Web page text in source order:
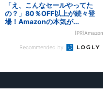
「え、こんなセールやってた
の？」80％OFF以上が続々登
場！Amazonの本気が...
[PR]Amazon
Recommended by